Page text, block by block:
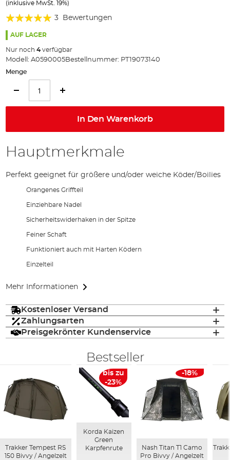
Bildgalerie
springen
(inklusive MwSt. 19%)
Bewertung:
100%
3 Bewertungen
AUF LAGER
Nur noch4verfügbar
Modell: A0590005Bestellnummer: PT19073140
Menge
In Den Warenkorb
Hauptmerkmale
Perfekt geeignet für größere und/oder weiche Köder/Boilies
Orangenes Griffteil
Einziehbare Nadel
Sicherheitswiderhaken in der Spitze
Feiner Schaft
Funktioniert auch mit Harten Ködern
Einzelteil
Mehr Informationen
Kostenloser Versand
Zahlungsarten
Preisgekrönter Kundenservice
Bestseller
Trakker Tempest RS
150 Bivvy / Angelzelt
bis zu
-23%
Korda Kaizen
Green
Karpfenrute
-18%
Nash Titan T1 Camo
Pro Bivvy / Angelzelt